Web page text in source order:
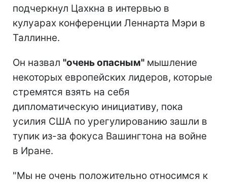
подчеркнул Цахкна в интервью в
кулуарах конференции Леннарта Мэри в
Таллинне.
Он назвал "очень опасным" мышление
некоторых европейских лидеров, которые
стремятся взять на себя
дипломатическую инициативу, пока
усилия США по урегулированию зашли в
тупик из-за фокуса Вашингтона на войне
в Иране.
"Мы не очень положительно относимся к